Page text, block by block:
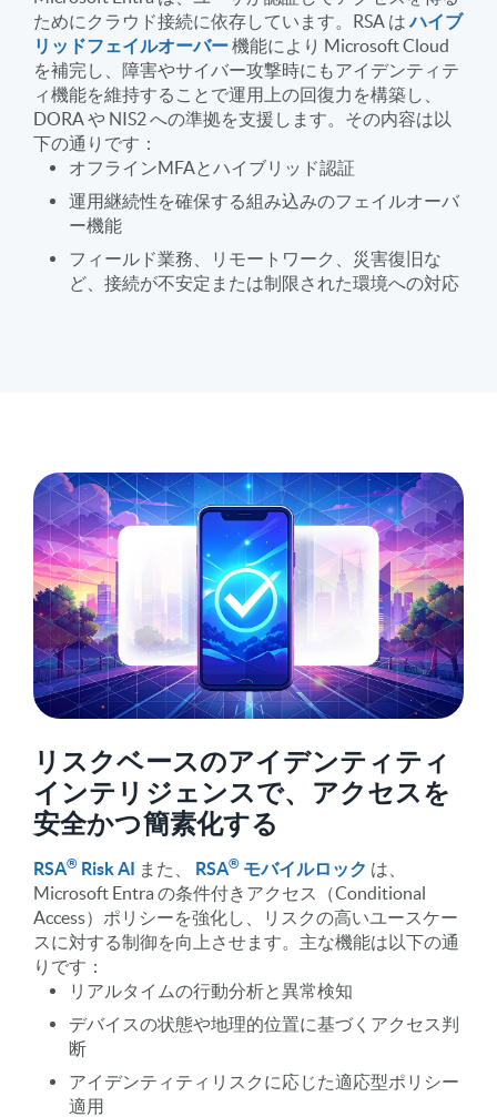
ためにクラウド接続に依存しています。RSA はハイブ
リッドフェイルオーバー機能により Microsoft Cloud
を補完し、障害やサイバー攻撃時にもアイデンティテ
ィ機能を維持することで運用上の回復力を構築し、
DORA や NIS2 への準拠を支援します。その内容は以
下の通りです：
オフラインMFAとハイブリッド認証
運用継続性を確保する組み込みのフェイルオーバ
ー機能
フィールド業務、リモートワーク、災害復旧な
ど、接続が不安定または制限された環境への対応
リスクベースのアイデンティティ
インテリジェンスで、アクセスを
安全かつ簡素化する
RSA® Risk AI また、 RSA® モバイルロック は、
Microsoft Entra の条件付きアクセス（Conditional
Access）ポリシーを強化し、リスクの高いユースケー
スに対する制御を向上させます。主な機能は以下の通
りです：
リアルタイムの行動分析と異常検知
デバイスの状態や地理的位置に基づくアクセス判
断
アイデンティティリスクに応じた適応型ポリシー
適用